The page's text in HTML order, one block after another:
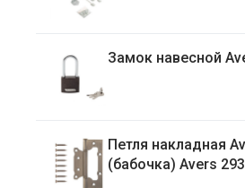
Замок навесной
Петля накладная
(бабочка) Avers